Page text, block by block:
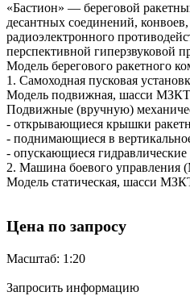
«Бастион» — береговой
десантных соединений,
радиоэлектронного
перспективной гиперзвуковой
Модель берегового ракетного
1. Самоходная пусковая
Модель подвижная, шасси МЗКТ-
Подвижные (вручную)
- открывающиеся крышки
- поднимающиеся в
- опускающиеся
2. Машина боевого
Модель статическая, шасси
Цена по запросу
Масштаб: 1:20
Запросить информацию